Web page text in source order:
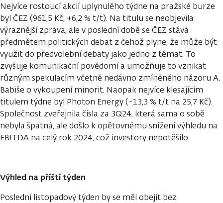
Nejvíce rostoucí akcií uplynulého týdne na pražské burze
byl ČEZ (961,5 Kč, +6,2 % t/t). Na titulu se neobjevila
výraznější zpráva, ale v poslední době se ČEZ stává
předmětem politických debat z čehož plyne, že může být
využit do předvolební debaty jako jedno z témat. To
zvyšuje komunikační povědomí a umožňuje to vznikat
různým spekulacím včetně nedávno zmíněného názoru A.
Babiše o vykoupení minorit. Naopak nejvíce klesajícím
titulem týdne byl Photon Energy (-13,3 % t/t na 25,7 Kč).
Společnost zveřejnila čísla za 3Q24, která sama o sobě
nebyla špatná, ale došlo k opětovnému snížení výhledu na
EBITDA na celý rok 2024, což investory nepotěšilo.
Výhled na příští týden
Poslední listopadový týden by se měl obejít bez